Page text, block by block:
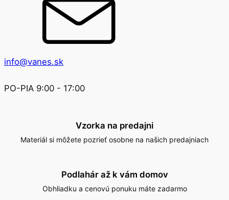
info@vanes.sk
PO-PIA 9:00 - 17:00
Vzorka na predajni
Materiál si môžete pozrieť osobne na našich predajniach
Podlahár až k vám domov
Obhliadku a cenovú ponuku máte zadarmo